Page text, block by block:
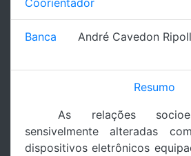
Banca André Cavedon Ripoll
Resumo
As relações
sensivelmente alteradas
dispositivos eletrônicos